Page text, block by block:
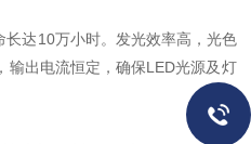
达10万小时。发光效率高，光色
输出电流恒定，确保LED光源及灯